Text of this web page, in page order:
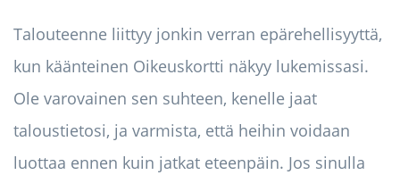
Talouteenne liittyy jonkin verran epärehellisyyttä,
kun käänteinen Oikeuskortti näkyy lukemissasi.
Ole varovainen sen suhteen, kenelle jaat
taloustietosi, ja varmista, että heihin voidaan
luottaa ennen kuin jatkat eteenpäin. Jos sinulla